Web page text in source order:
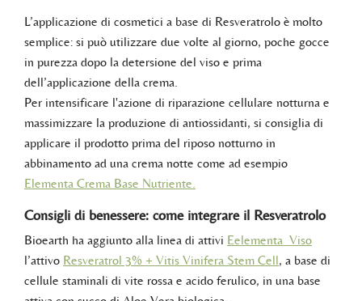
L’applicazione di cosmetici a base di Resveratrolo è molto
semplice: si può utilizzare due volte al giorno, poche gocce
in purezza dopo la detersione del viso e prima
dell’applicazione della crema.
Per intensificare l'azione di riparazione cellulare notturna e
massimizzare la produzione di antiossidanti, si consiglia di
applicare il prodotto prima del riposo notturno in
abbinamento ad una crema notte come ad esempio
Elementa Crema Base Nutriente.
Consigli di benessere: come integrare il Resveratrolo
Bioearth ha aggiunto alla linea di attivi Eelementa_Viso
l’attivo Resveratrol 3% + Vitis Vinifera Stem Cell, a base di
cellule staminali di vite rossa e acido ferulico, in una base